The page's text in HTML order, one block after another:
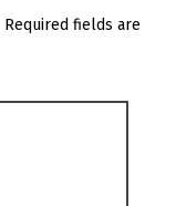
Required fields are